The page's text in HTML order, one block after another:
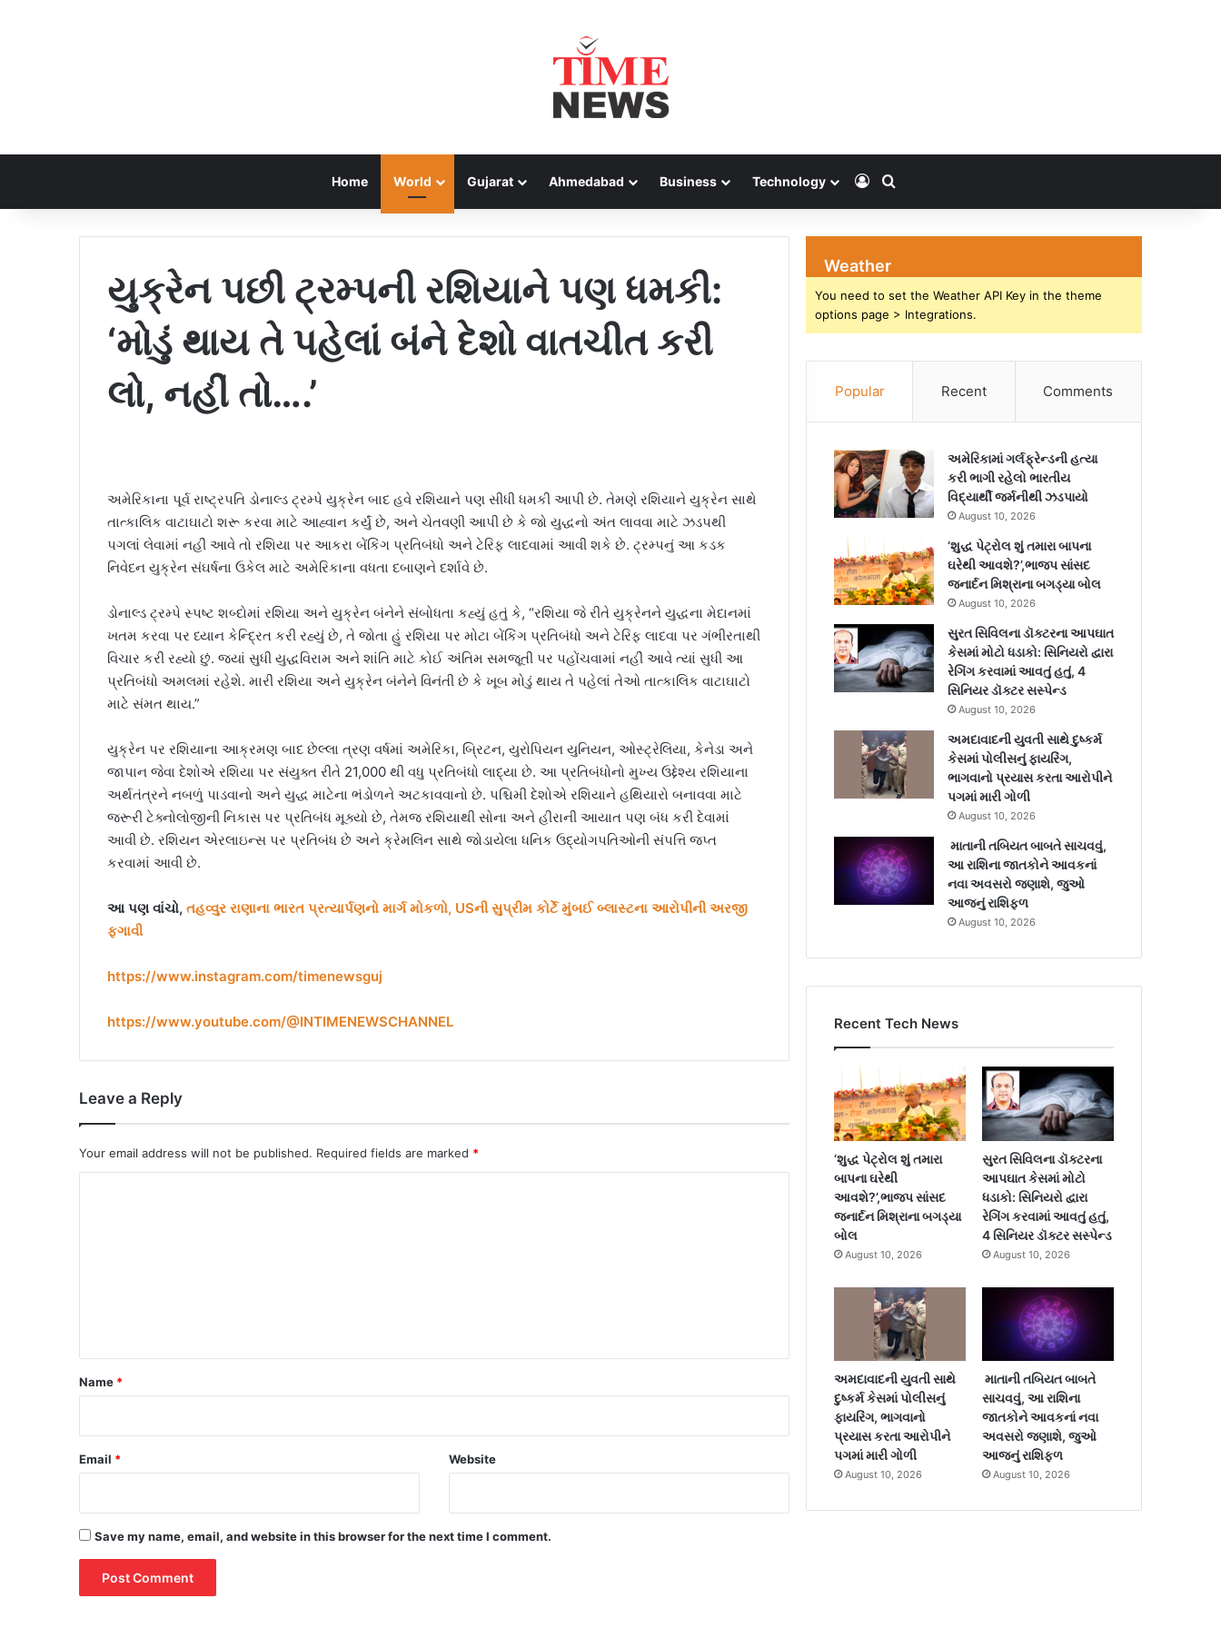
Home World Gujarat Ahmedabad Business Technology Log In
યુક્રેન પછી ટ્રમ્પની રશિયાને પણ ધમકી:
‘મોડું થાય તે પહેલાં બંને દેશો વાતચીત કરી
લો, નહીં તો….’
અમેરિકાના પૂર્વ રાષ્ટ્રપતિ ડોનાલ્ડ ટ્રમ્પે યુક્રેન બાદ હવે રશિયાને પણ સીધી ધમકી આપી છે. તેમણે રશિયાને યુક્રેન સાથે
તાત્કાલિક વાટાઘાટો શરૂ કરવા માટે આહ્વાન કર્યું છે, અને ચેતવણી આપી છે કે જો યુદ્ધનો અંત લાવવા માટે ઝડપથી
પગલાં લેવામાં નહીં આવે તો રશિયા પર આકરા બેંકિંગ પ્રતિબંધો અને ટેરિફ લાદવામાં આવી શકે છે. ટ્રમ્પનું આ કડક
નિવેદન યુક્રેન સંઘર્ષના ઉકેલ માટે અમેરિકાના વધતા દબાણને દર્શાવે છે.
ડોનાલ્ડ ટ્રમ્પે સ્પષ્ટ શબ્દોમાં રશિયા અને યુક્રેન બંનેને સંબોધતા કહ્યું હતું કે, “રશિયા જે રીતે યુક્રેનને યુદ્ધના મેદાનમાં
ખતમ કરવા પર ધ્યાન કેન્દ્રિત કરી રહ્યું છે, તે જોતા હું રશિયા પર મોટા બેંકિંગ પ્રતિબંધો અને ટેરિફ લાદવા પર ગંભીરતાથી
વિચાર કરી રહ્યો છું. જ્યાં સુધી યુદ્ધવિરામ અને શાંતિ માટે કોઈ અંતિમ સમજૂતી પર પહોંચવામાં નહીં આવે ત્યાં સુધી આ
પ્રતિબંધો અમલમાં રહેશે. મારી રશિયા અને યુક્રેન બંનેને વિનંતી છે કે ખૂબ મોડું થાય તે પહેલાં તેઓ તાત્કાલિક વાટાઘાટો
માટે સંમત થાય.”
યુક્રેન પર રશિયાના આક્રમણ બાદ છેલ્લા ત્રણ વર્ષમાં અમેરિકા, બ્રિટન, યુરોપિયન યુનિયન, ઓસ્ટ્રેલિયા, કેનેડા અને
જાપાન જેવા દેશોએ રશિયા પર સંયુક્ત રીતે 21,000 થી વધુ પ્રતિબંધો લાદ્યા છે. આ પ્રતિબંધોનો મુખ્ય ઉદ્દેશ્ય રશિયાના
અર્થતંત્રને નબળું પાડવાનો અને યુદ્ધ માટેના ભંડોળને અટકાવવાનો છે. પશ્ચિમી દેશોએ રશિયાને હથિયારો બનાવવા માટે
જરૂરી ટેક્નોલોજીની નિકાસ પર પ્રતિબંધ મૂક્યો છે, તેમજ રશિયાથી સોના અને હીરાની આયાત પણ બંધ કરી દેવામાં
આવી છે. રશિયન એરલાઇન્સ પર પ્રતિબંધ છે અને ક્રેમલિન સાથે જોડાયેલા ધનિક ઉદ્યોગપતિઓની સંપત્તિ જપ્ત
કરવામાં આવી છે.
આ પણ વાંચો, તહવ્વુર રાણાના ભારત પ્રત્યાર્પણનો માર્ગ મોકળો, USની સુપ્રીમ કોર્ટે મુંબઈ બ્લાસ્ટના આરોપીની અરજી
ફગાવી
https://www.instagram.com/timenewsguj
https://www.youtube.com/@INTIMENEWSCHANNEL
Leave a Reply
Your email address will not be published. Required fields are marked *
*
Name *
Email * Website
Save my name, email, and website in this browser for the next time I comment.
Weather
You need to set the Weather API Key in the theme
options page > Integrations.
Popular Recent Comments
અમેરિકામાં ગર્લફ્રેન્ડની હત્યા
કરી ભાગી રહેલો ભારતીય
વિદ્યાર્થી જર્મનીથી ઝડપાયો
August 10, 2026
‘શુદ્ધ પેટ્રોલ શું તમારા બાપના
ઘરેથી આવશે?’,ભાજપ સાંસદ
જનાર્દન મિશ્રાના બગડ્યા બોલ
August 10, 2026
સુરત સિવિલના ડૉક્ટરના આપઘાત
કેસમાં મોટો ધડાકો: સિનિયરો દ્વારા
રેગિંગ કરવામાં આવતું હતું, 4
સિનિયર ડૉક્ટર સસ્પેન્ડ
August 10, 2026
અમદાવાદની યુવતી સાથે દુષ્કર્મ
કેસમાં પોલીસનું ફાયરિંગ,
ભાગવાનો પ્રયાસ કરતા આરોપીને
પગમાં મારી ગોળી
August 10, 2026
માતાની તબિયત બાબતે સાચવવું,
આ રાશિના જાતકોને આવકનાં
નવા અવસરો જણાશે, જુઓ
આજનું રાશિફળ
August 10, 2026
Recent Tech News
‘શુદ્ધ પેટ્રોલ શું તમારા
બાપના ઘરેથી
આવશે?’,ભાજપ સાંસદ
જનાર્દન મિશ્રાના બગડ્યા
બોલ
August 10, 2026
સુરત સિવિલના ડૉક્ટરના
આપઘાત કેસમાં મોટો
ધડાકો: સિનિયરો દ્વારા
રેગિંગ કરવામાં આવતું હતું,
4 સિનિયર ડૉક્ટર સસ્પેન્ડ
August 10, 2026
અમદાવાદની યુવતી સાથે
દુષ્કર્મ કેસમાં પોલીસનું
ફાયરિંગ, ભાગવાનો
પ્રયાસ કરતા આરોપીને
પગમાં મારી ગોળી
August 10, 2026
માતાની તબિયત બાબતે
સાચવવું, આ રાશિના
જાતકોને આવકનાં નવા
અવસરો જણાશે, જુઓ
આજનું રાશિફળ
August 10, 2026